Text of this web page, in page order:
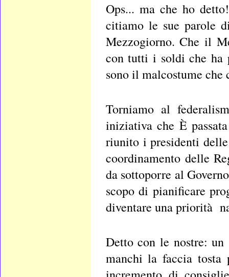
Ops... ma che ho
citiamo le sue parole
Mezzogiorno. Che il
con tutti i soldi che ha
sono il malcostume che
Torniamo al
iniziativa che È
riunito i presidenti
coordinamento delle
da sottoporre al
scopo di pianificare
diventare una priorità
Detto con le nostre: un
manchi la faccia tosta